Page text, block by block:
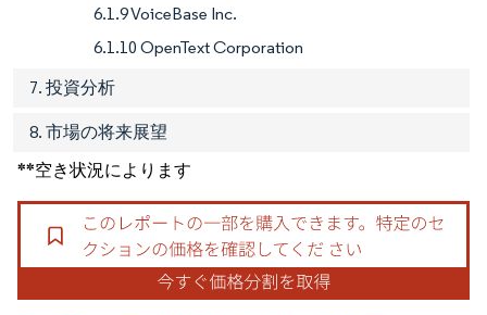
6.1.9 VoiceBase Inc.
6.1.10 OpenText Corporation
7. 投資分析
8. 市場の将来展望
**空き状況によります